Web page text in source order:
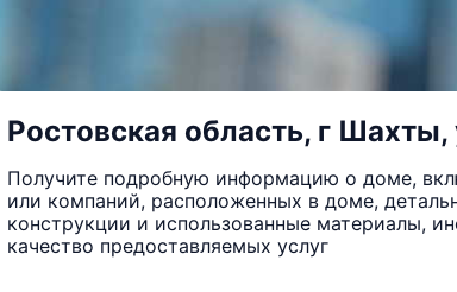
Ростовская область, г Шахты,
Получите подробную информацию о доме,
или компаний, расположенных в доме,
конструкции и использованные материалы,
качество предоставляемых услуг